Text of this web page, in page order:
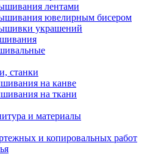
лентами
ювелирным бисером
украшений
станки
на канве
на ткани
и материалы
и копировальных работ